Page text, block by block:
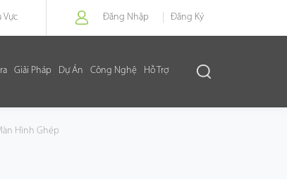
Vực Đăng Nhập Đăng Ký
Giải Pháp Dự Án Công Nghệ
Hỗ Trợ
Hình Ghép